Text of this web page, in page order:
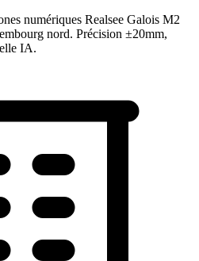
numériques Realsee Galois M2
nord. Précision ±20mm,
IA.